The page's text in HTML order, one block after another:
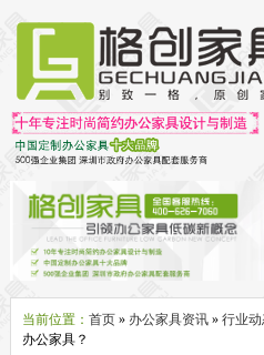
首页
茶台茶桌
多媒体会议室家具
办公屏风隔断系列
办公屏风卡位
高隔断墙 折叠屏风
组
办公桌系列
会议桌
办公椅系列
当前位置： 首页» 办公家具资讯» 行业
办公家具？